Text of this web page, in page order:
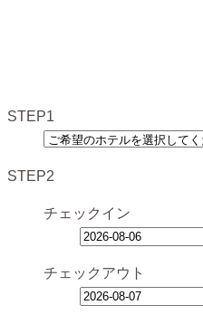
STEP1
STEP2
チェックイン
チェックアウト